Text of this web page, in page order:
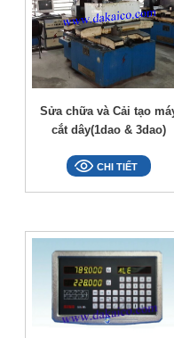
Sửa chữa và Cải tạo
cắt dây(1dao & 3dao)
CHI TIẾT